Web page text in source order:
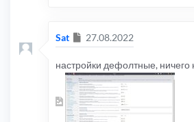
Sat Сообщение
27.08.2022
настройки дефолтные,